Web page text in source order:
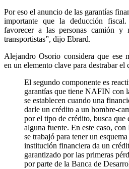
Por eso el anuncio de las garantías
importante que la deducción
favorecer a las personas camión y
transportistas”, dijo Ebrard.
Alejandro Osorio considera que ese
en un elemento clave para destrabar el
El segundo componente es
garantías que tiene NAFIN con
se establecen cuando una
darle un crédito a un hombre-
por el tipo de crédito, busca que
alguna fuente. En este caso,
se trabajó para tener un
institución financiera da un
garantizado por las primeras
por parte de la Banca de